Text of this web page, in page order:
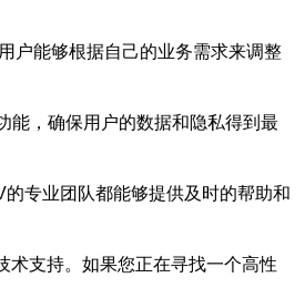
户能够根据自己的业务需求来调整
能，确保用户的数据和隐私得到最
专业团队都能够提供及时的帮助和
术支持。如果您正在寻找一个高性